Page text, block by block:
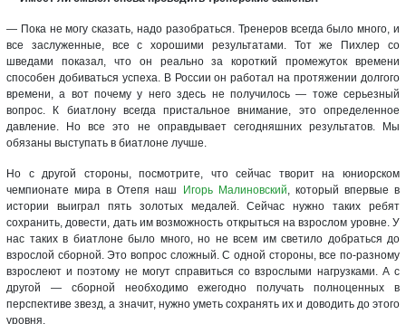
— Пока не могу сказать, надо разобраться. Тренеров всегда было много, и
все заслуженные, все с хорошими результатами. Тот же Пихлер со
шведами показал, что он реально за короткий промежуток времени
способен добиваться успеха. В России он работал на протяжении долгого
времени, а вот почему у него здесь не получилось — тоже серьезный
вопрос. К биатлону всегда пристальное внимание, это определенное
давление. Но все это не оправдывает сегодняшних результатов. Мы
обязаны выступать в биатлоне лучше.
Но с другой стороны, посмотрите, что сейчас творит на юниорском
чемпионате мира в Отепя наш
Игорь Малиновский, который впервые в
истории выиграл пять золотых медалей. Сейчас нужно таких ребят
сохранить, довести, дать им возможность открыться на взрослом уровне. У
нас таких в биатлоне было много, но не всем им светило добраться до
взрослой сборной. Это вопрос сложный. С одной стороны, все по-разному
взрослеют и поэтому не могут справиться со взрослыми нагрузками. А с
другой — сборной необходимо ежегодно получать полноценных в
перспективе звезд, а значит, нужно уметь сохранять их и доводить до этого
уровня.